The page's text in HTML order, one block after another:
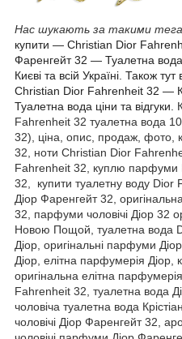
Нас шукають за такими
купити ― Christian Dior
Фаренгейт 32 — Туалетна
Києві та всій Україні. Також
Christian Dior Fahrenheit 32 —
Туалетна вода ціни та відгуки.
Fahrenheit 32 туалетна вода
32), ціна, опис, продаж, фото,
32, ноти Christian Dior
Fahrenheit 32, куплю парфуми
32, купити туалетну воду
Діор Фаренгейт 32,
32, парфуми чоловічі Діор 32
Новою Пощой, туалетна вода
Діор, оригінальні парфуми
Діор, елітна парфумерія Діор,
оригінальна елітна
Fahrenheit 32, туалетна вода
чоловіча туалетна вода
чоловічі Діор Фаренгейт 32,